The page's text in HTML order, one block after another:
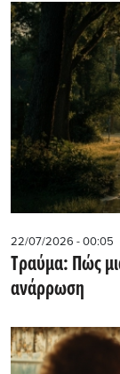
22/07/2026 - 00:05
Tραύμα: Πώς
ανάρρωση